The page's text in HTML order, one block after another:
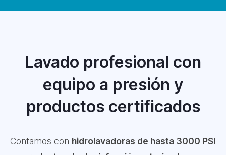
Lavado profesional con
equipo a presión y
productos certificados
Contamos con hidrolavadoras de hasta 3000 PSI